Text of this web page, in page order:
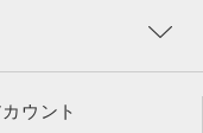
ウント